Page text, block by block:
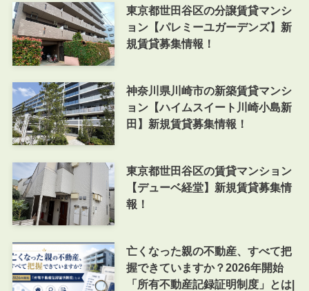
東京都世田谷区の分譲賃貸マンシ
ョン【パレミーユガーデンズ】新
規賃貸募集情報！
神奈川県川崎市の新築賃貸マンシ
ョン【ハイムスイート川崎小島新
田】新規賃貸募集情報！
東京都世田谷区の賃貸マンション
【デューベ経堂】新規賃貸募集情
報！
亡くなった親の不動産、すべて把
握できていますか？2026年開始
「所有不動産記録証明制度」とは|